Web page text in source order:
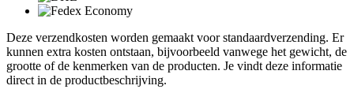
Deze verzendkosten worden gemaakt voor standaardverzending. Er
kunnen extra kosten ontstaan, bijvoorbeeld vanwege het gewicht, de
grootte of de kenmerken van de producten. Je vindt deze informatie
direct in de productbeschrijving.